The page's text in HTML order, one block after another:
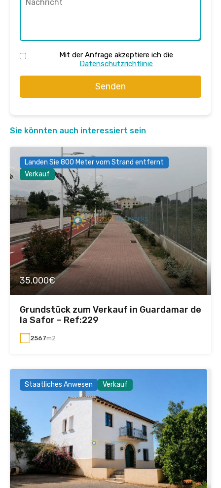
Mit der Anfrage akzeptiere ich die
Datenschutzrichtlinie
Senden
Sie könnten auch interessiert sein
Landen Sie 800 Meter vom Strand entfernt
Verkauf
35.000€
Grundstück zum Verkauf in Guardamar de
la Safor – Ref:229
2567m2
Staatliches Anwesen Verkauf